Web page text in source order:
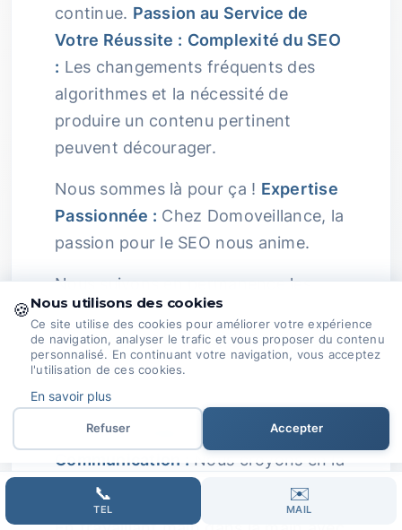
continue. Passion au Service de
Votre Réussite : Complexité du SEO
: Les changements fréquents des
algorithmes et la nécessité de
produire un contenu pertinent
peuvent décourager.
Nous sommes là pour ça ! Expertise
Passionnée : Chez Domoveillance, la
passion pour le SEO nous anime.
Nous suivons en permanence les
évolutions du secteur pour ajuster
nos stratégies.
Notre objectif est de transformer
vos ambitions en résultats concrets
en ligne.Collaboration et
Communication : Nous croyons en la
force de la collaboration.
📞
TEL
✉️
MAIL
🍪Nous utilisons des cookies
Ce site utilise des cookies pour améliorer votre expérience
de navigation, analyser le trafic et vous proposer du contenu
personnalisé. En continuant votre navigation, vous acceptez
l'utilisation de ces cookies.
En savoir plus
Refuser Accepter